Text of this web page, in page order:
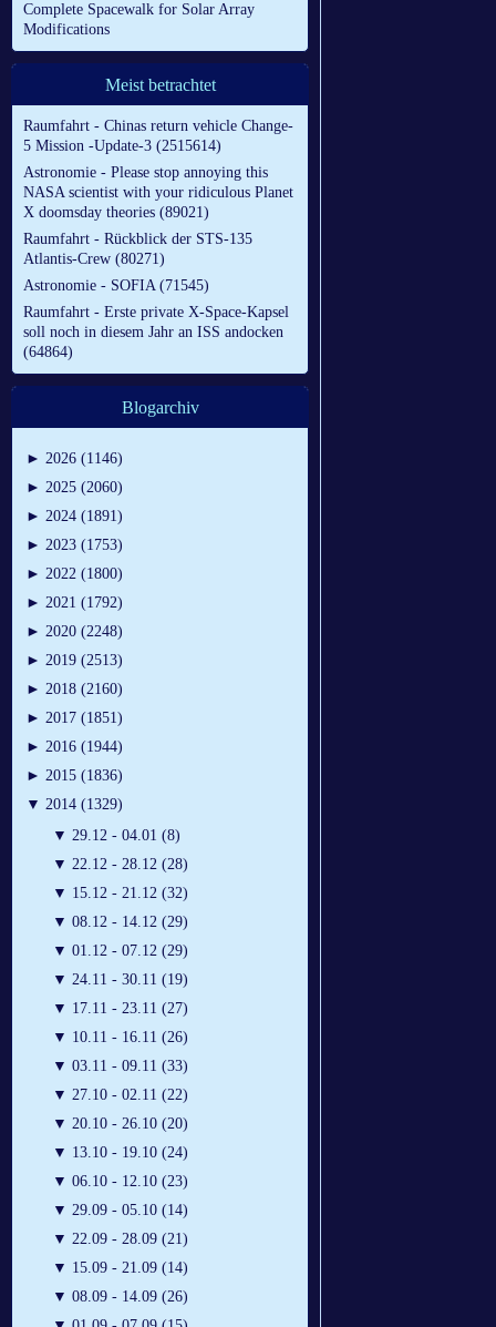
Complete Spacewalk for Solar Array
Modifications
Meist betrachtet
Raumfahrt - Chinas return vehicle Change-
5 Mission -Update-3 (2515614)
Astronomie - Please stop annoying this
NASA scientist with your ridiculous Planet
X doomsday theories (89021)
Raumfahrt - Rückblick der STS-135
Atlantis-Crew (80271)
Astronomie - SOFIA (71545)
Raumfahrt - Erste private X-Space-Kapsel
soll noch in diesem Jahr an ISS andocken
(64864)
Blogarchiv
► 2026 (1146)
► 2025 (2060)
► 2024 (1891)
► 2023 (1753)
► 2022 (1800)
► 2021 (1792)
► 2020 (2248)
► 2019 (2513)
► 2018 (2160)
► 2017 (1851)
► 2016 (1944)
► 2015 (1836)
▼ 2014 (1329)
▼ 29.12 - 04.01 (8)
▼ 22.12 - 28.12 (28)
▼ 15.12 - 21.12 (32)
▼ 08.12 - 14.12 (29)
▼ 01.12 - 07.12 (29)
▼ 24.11 - 30.11 (19)
▼ 17.11 - 23.11 (27)
▼ 10.11 - 16.11 (26)
▼ 03.11 - 09.11 (33)
▼ 27.10 - 02.11 (22)
▼ 20.10 - 26.10 (20)
▼ 13.10 - 19.10 (24)
▼ 06.10 - 12.10 (23)
▼ 29.09 - 05.10 (14)
▼ 22.09 - 28.09 (21)
▼ 15.09 - 21.09 (14)
▼ 08.09 - 14.09 (26)